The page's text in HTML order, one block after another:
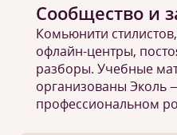
Сообщество и
Комьюнити
офлайн-центры,
разборы. Учебные
организованы Эколь
профессиональном